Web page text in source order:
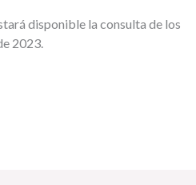
disponible la consulta de los
2023.